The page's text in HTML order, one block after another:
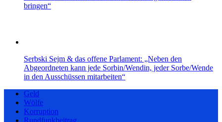
bringen“
Serbski Sejm & das offene Parlament: „Neben den
Abgeordneten kann jede Sorbin/Wendin, jeder Sorbe/Wende
in den Ausschüssen mitarbeiten“
Geld
Wölfe
Korruption
Rundfunkbeitrag